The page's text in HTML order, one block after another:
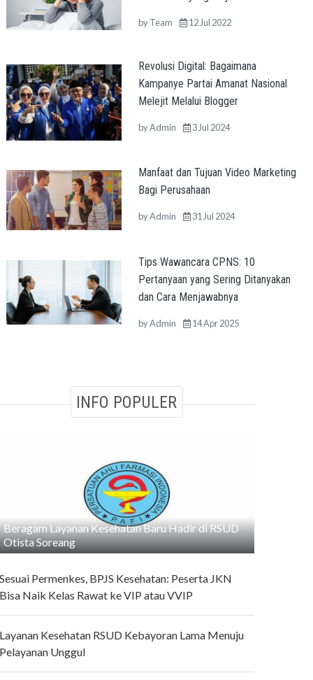
byTeam 12 Jul 2022
Revolusi Digital: Bagaimana
Kampanye Partai Amanat Nasional
Melejit Melalui Blogger
byAdmin 3 Jul 2024
Manfaat dan Tujuan Video Marketing
Bagi Perusahaan
byAdmin 31 Jul 2024
Tips Wawancara CPNS: 10
Pertanyaan yang Sering Ditanyakan
dan Cara Menjawabnya
byAdmin 14 Apr 2025
INFO POPULER
Beragam Layanan Kesehatan Baru Hadir di RSUD
Otista Soreang
Permenkes, BPJS Kesehatan: Peserta JKN
Naik Kelas Rawat ke VIP atau VVIP
Kesehatan RSUD Kebayoran Lama Menuju
Unggul